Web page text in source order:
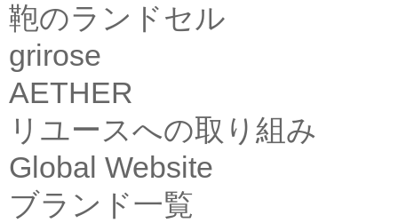
鞄のランドセル
grirose
AETHER
リユースへの取り組み
Global Website
ブランド一覧